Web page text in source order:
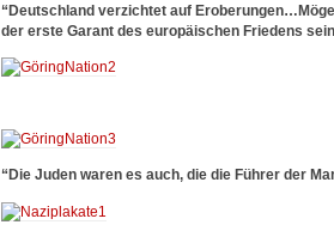
“Deutschland verzichtet auf
der erste Garant des europäischen Friedens
“Die Juden waren es auch, die die Führer der